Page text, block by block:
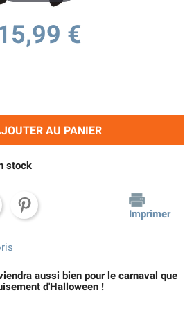
€
AU PANIER
stock
Imprimer
aussi bien pour le carnaval que
d'Halloween !